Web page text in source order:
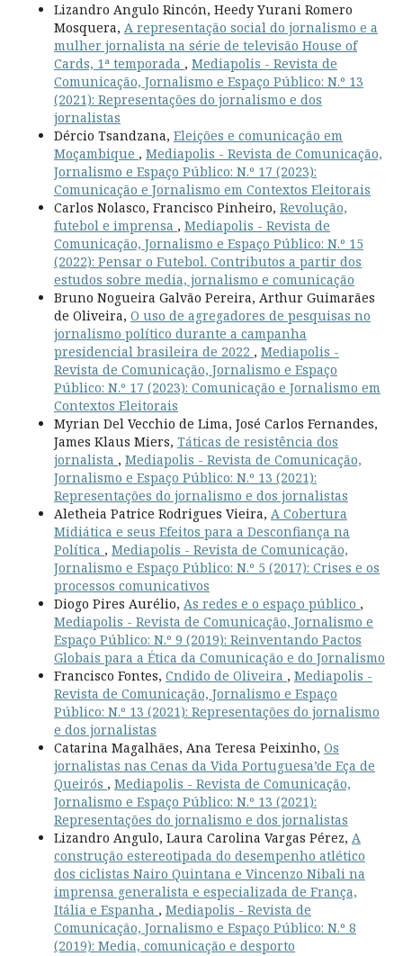
Lizandro Angulo Rincón, Heedy Yurani Romero
Mosquera, A representação social do jornalismo e a
mulher jornalista na série de televisão House of
Cards, 1ª temporada , Mediapolis - Revista de
Comunicação, Jornalismo e Espaço Público: N.º 13
(2021): Representações do jornalismo e dos
jornalistas
Dércio Tsandzana, Eleições e comunicação em
Moçambique , Mediapolis - Revista de Comunicação,
Jornalismo e Espaço Público: N.º 17 (2023):
Comunicação e Jornalismo em Contextos Eleitorais
Carlos Nolasco, Francisco Pinheiro, Revolução,
futebol e imprensa , Mediapolis - Revista de
Comunicação, Jornalismo e Espaço Público: N.º 15
(2022): Pensar o Futebol. Contributos a partir dos
estudos sobre media, jornalismo e comunicação
Bruno Nogueira Galvão Pereira, Arthur Guimarães
de Oliveira, O uso de agregadores de pesquisas no
jornalismo político durante a campanha
presidencial brasileira de 2022 , Mediapolis -
Revista de Comunicação, Jornalismo e Espaço
Público: N.º 17 (2023): Comunicação e Jornalismo em
Contextos Eleitorais
Myrian Del Vecchio de Lima, José Carlos Fernandes,
James Klaus Miers, Táticas de resistência dos
jornalista , Mediapolis - Revista de Comunicação,
Jornalismo e Espaço Público: N.º 13 (2021):
Representações do jornalismo e dos jornalistas
Aletheia Patrice Rodrigues Vieira, A Cobertura
Midiática e seus Efeitos para a Desconfiança na
Política , Mediapolis - Revista de Comunicação,
Jornalismo e Espaço Público: N.º 5 (2017): Crises e os
processos comunicativos
Diogo Pires Aurélio, As redes e o espaço público ,
Mediapolis - Revista de Comunicação, Jornalismo e
Espaço Público: N.º 9 (2019): Reinventando Pactos
Globais para a Ética da Comunicação e do Jornalismo
Francisco Fontes, Cndido de Oliveira , Mediapolis -
Revista de Comunicação, Jornalismo e Espaço
Público: N.º 13 (2021): Representações do jornalismo
e dos jornalistas
Catarina Magalhães, Ana Teresa Peixinho, Os
jornalistas nas Cenas da Vida Portuguesa’de Eça de
Queirós , Mediapolis - Revista de Comunicação,
Jornalismo e Espaço Público: N.º 13 (2021):
Representações do jornalismo e dos jornalistas
Lizandro Angulo, Laura Carolina Vargas Pérez, A
construção estereotipada do desempenho atlético
dos ciclistas Nairo Quintana e Vincenzo Nibali na
imprensa generalista e especializada de França,
Itália e Espanha , Mediapolis - Revista de
Comunicação, Jornalismo e Espaço Público: N.º 8
(2019): Media, comunicação e desporto